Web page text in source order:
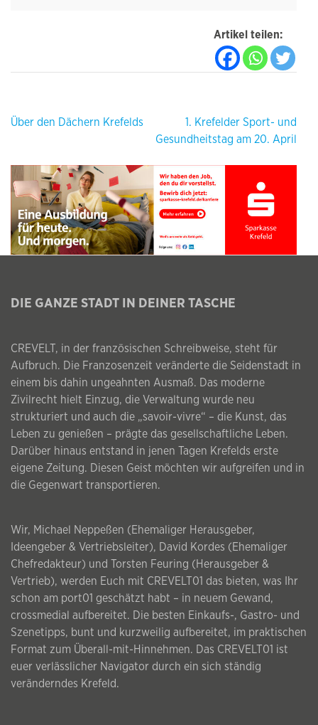
Artikel teilen:
Beitragsnavigation
Über den Dächern Krefelds
1. Krefelder Sport- und
Gesundheitstag am 20. April
DIE GANZE STADT IN DEINER TASCHE
CREVELT, in der französischen Schreibweise, steht für
Aufbruch. Die Franzosenzeit veränderte die Seidenstadt in
einem bis dahin ungeahnten Ausmaß. Das moderne
Zivilrecht hielt Einzug, die Verwaltung wurde neu
strukturiert und auch die „savoir-vivre“ – die Kunst, das
Leben zu genießen – prägte das gesellschaftliche Leben.
Darüber hinaus entstand in jenen Tagen Krefelds erste
eigene Zeitung. Diesen Geist möchten wir aufgreifen und in
die Gegenwart transportieren.
Wir, Michael Neppeßen (Ehemaliger Herausgeber,
Ideengeber & Vertriebsleiter), David Kordes (Ehemaliger
Chefredakteur) und Torsten Feuring (Herausgeber &
Vertrieb), werden Euch mit CREVELT01 das bieten, was Ihr
schon am port01 geschätzt habt – in neuem Gewand,
crossmedial aufbereitet. Die besten Einkaufs-, Gastro- und
Szenetipps, bunt und kurzweilig aufbereitet, im praktischen
Format zum Überall-mit-Hinnehmen. Das CREVELT01 ist
euer verlässlicher Navigator durch ein sich ständig
veränderndes Krefeld.